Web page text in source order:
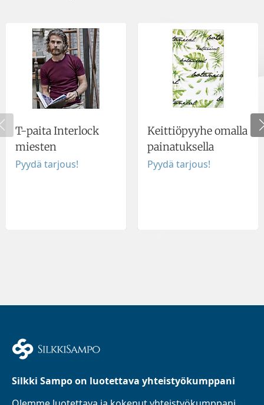
T-paita Interlock
miesten
Pyydä tarjous!
Keittiöpyyhe omalla
painatuksella
Pyydä tarjous!
Silkki Sampo on luotettava yhteistyökumppani